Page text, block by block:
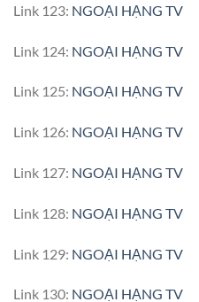
Link 123: NGOẠI HẠNG TV
Link 124: NGOẠI HẠNG TV
Link 125: NGOẠI HẠNG TV
Link 126: NGOẠI HẠNG TV
Link 127: NGOẠI HẠNG TV
Link 128: NGOẠI HẠNG TV
Link 129: NGOẠI HẠNG TV
Link 130: NGOẠI HẠNG TV